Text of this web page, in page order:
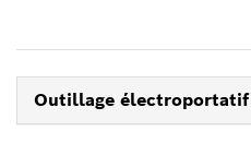
Outillage électroportatif